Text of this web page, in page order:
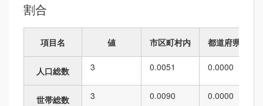
割合
項目名 値 市区町村内 都道府県内
人口総数 3 0.0051 0.0000
世帯総数 3 0.0090 0.0000